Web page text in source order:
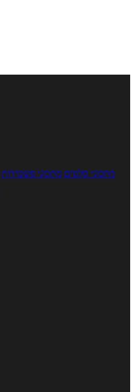
מתכוני סלטים מתכוני פשטידות